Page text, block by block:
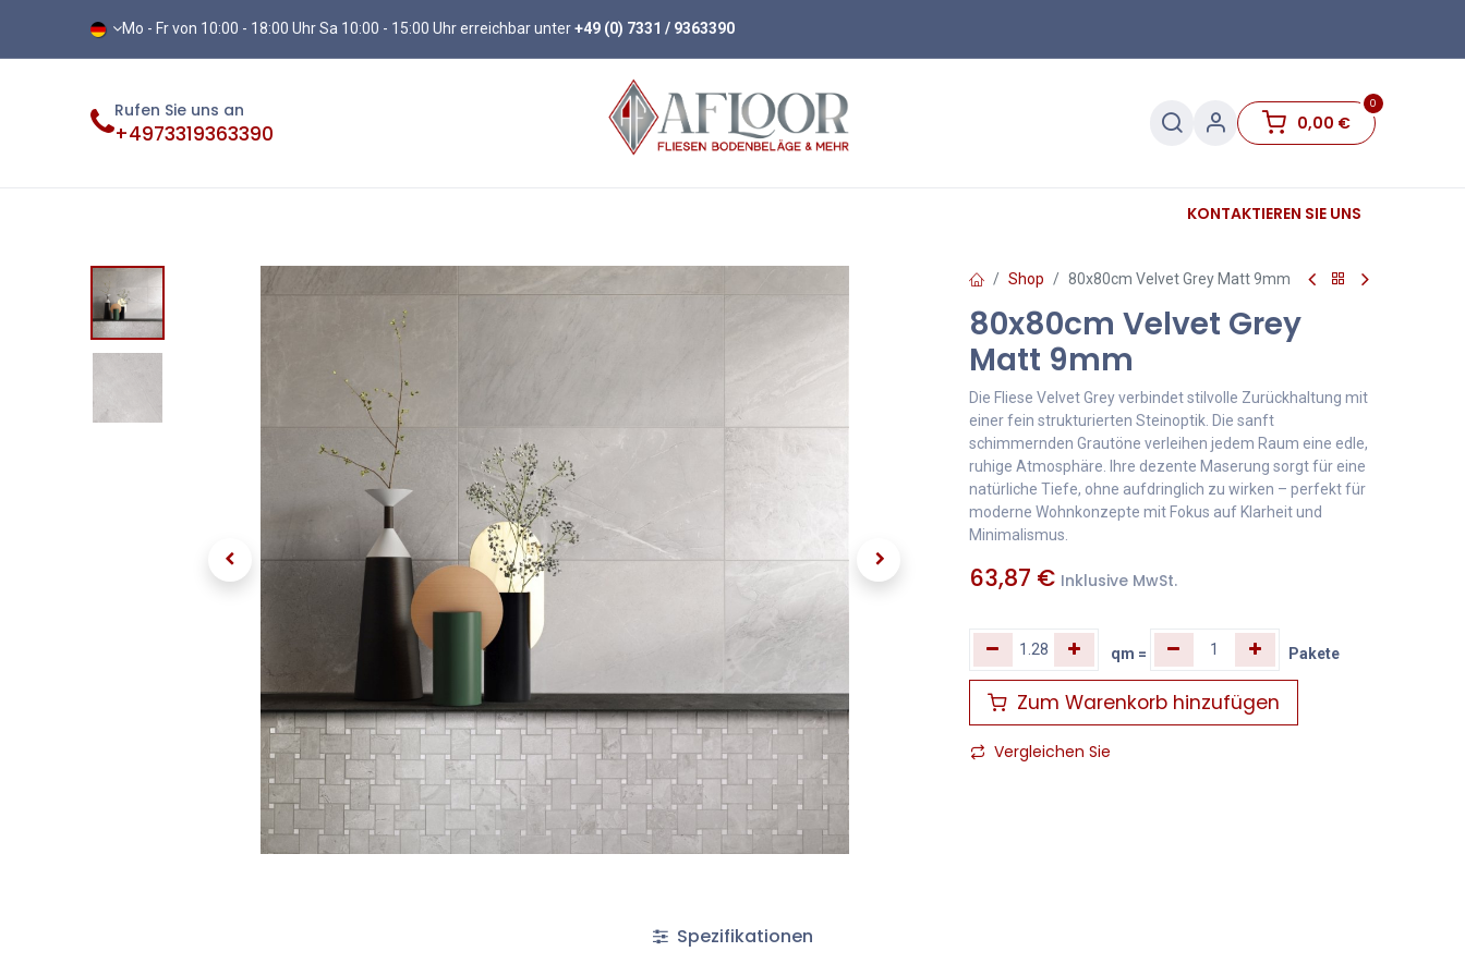
Mo - Fr von 10:00 - 18:00 Uhr Sa 10:00 - 15:00 Uhr erreichbar unter+49 (0) 7331 / 9363390
Rufen Sie uns an
+4973319363390
0
0,00 €
Sockelleisten Sale
KONTAKTIEREN SIE UNS
Shop 80x80cm Velvet Grey Matt 9mm
80x80cm Velvet Grey
Matt 9mm
Die Fliese Velvet Grey verbindet stilvolle Zurückhaltung mit
einer fein strukturierten Steinoptik. Die sanft
schimmernden Grautöne verleihen jedem Raum eine edle,
ruhige Atmosphäre. Ihre dezente Maserung sorgt für eine
natürliche Tiefe, ohne aufdringlich zu wirken – perfekt für
moderne Wohnkonzepte mit Fokus auf Klarheit und
Minimalismus.
63,87 € Inklusive MwSt.
qm = Pakete
Zum Warenkorb hinzufügen
Vergleichen Sie
Spezifikationen